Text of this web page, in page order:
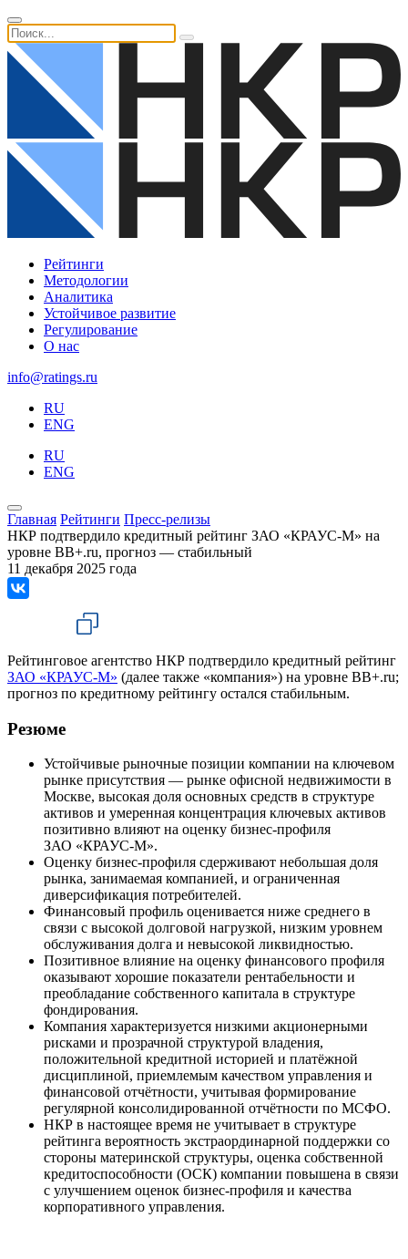
Рейтинги
Методологии
Аналитика
Устойчивое развитие
Регулирование
О нас
info@ratings.ru
RU
ENG
RU
ENG
Главная Рейтинги Пресс-релизы
НКР подтвердило кредитный рейтинг ЗАО «КРАУС-М» на
уровне BB+.ru, прогноз — стабильный
11 декабря 2025 года
Рейтинговое агентство НКР подтвердило кредитный рейтинг
ЗАО «КРАУС-М» (далее также «компания») на уровне BB+.ru;
прогноз по кредитному рейтингу остался стабильным.
Резюме
Устойчивые рыночные позиции компании на ключевом
рынке присутствия — рынке офисной недвижимости в
Москве, высокая доля основных средств в структуре
активов и умеренная концентрация ключевых активов
позитивно влияют на оценку бизнес-профиля
ЗАО «КРАУС-М».
Оценку бизнес-профиля сдерживают небольшая доля
рынка, занимаемая компанией, и ограниченная
диверсификация потребителей.
Финансовый профиль оценивается ниже среднего в
связи с высокой долговой нагрузкой, низким уровнем
обслуживания долга и невысокой ликвидностью.
Позитивное влияние на оценку финансового профиля
оказывают хорошие показатели рентабельности и
преобладание собственного капитала в структуре
фондирования.
Компания характеризуется низкими акционерными
рисками и прозрачной структурой владения,
положительной кредитной историей и платёжной
дисциплиной, приемлемым качеством управления и
финансовой отчётности, учитывая формирование
регулярной консолидированной отчётности по МСФО.
НКР в настоящее время не учитывает в структуре
рейтинга вероятность экстраординарной поддержки со
стороны материнской структуры, оценка собственной
кредитоспособности (ОСК) компании повышена в связи
с улучшением оценок бизнес-профиля и качества
корпоративного управления.